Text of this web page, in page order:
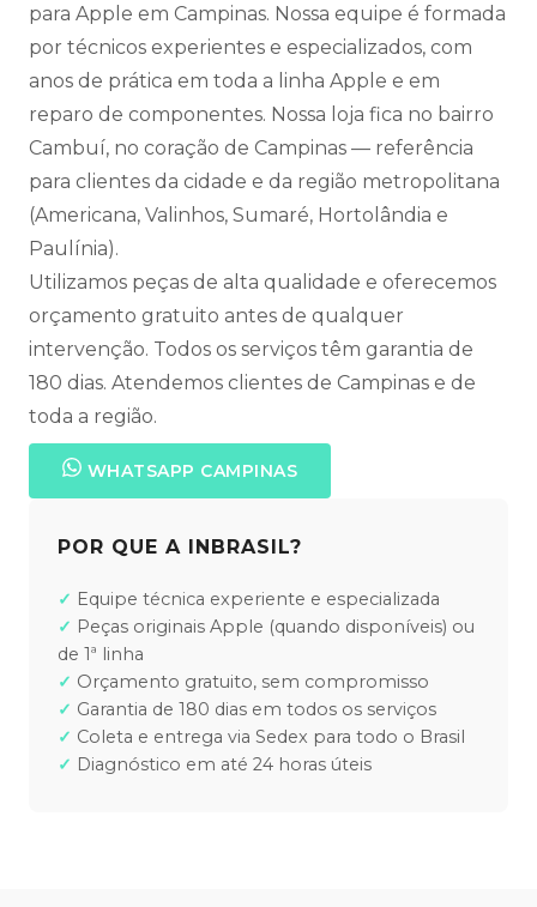
para Apple em Campinas. Nossa equipe é formada
por técnicos experientes e especializados, com
anos de prática em toda a linha Apple e em
reparo de componentes. Nossa loja fica no bairro
Cambuí, no coração de Campinas — referência
para clientes da cidade e da região metropolitana
(Americana, Valinhos, Sumaré, Hortolândia e
Paulínia).
Utilizamos peças de alta qualidade e oferecemos
orçamento gratuito antes de qualquer
intervenção. Todos os serviços têm garantia de
180 dias. Atendemos clientes de Campinas e de
toda a região.
WHATSAPP CAMPINAS
POR QUE A INBRASIL?
Equipe técnica experiente e especializada
Peças originais Apple (quando disponíveis) ou
de 1ª linha
Orçamento gratuito, sem compromisso
Garantia de 180 dias em todos os serviços
Coleta e entrega via Sedex para todo o Brasil
Diagnóstico em até 24 horas úteis